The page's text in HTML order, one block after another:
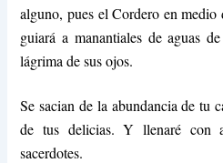
alguno, pues el Cordero en
guiará a manantiales de aguas
lágrima de sus ojos.
Se sacian de la abundancia de tu
de tus delicias. Y llenaré con
sacerdotes.